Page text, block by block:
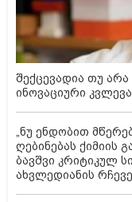
შექცევადია თუ
ინოვაციური
„ნუ ენდობით
ღებინებას ქიმიის
ბავშვი კრიტიკულ
ახვლედიანის